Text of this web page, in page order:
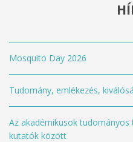
Mosquito Day 2026
Tudomány, emlékezés,
Az akadémikusok
kutatók között